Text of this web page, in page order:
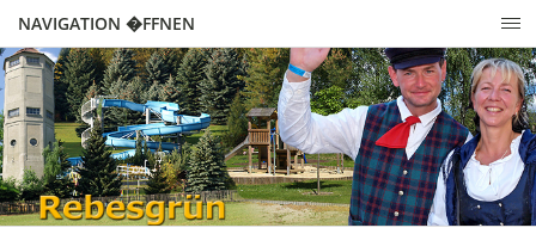
NAVIGATION �FFNEN